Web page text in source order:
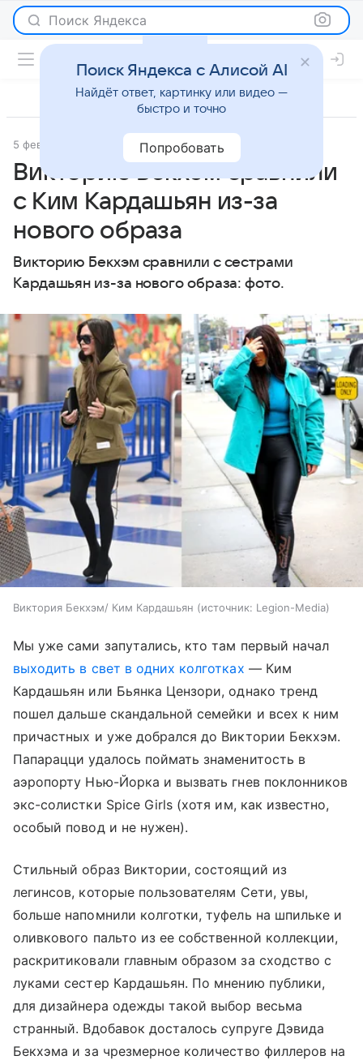
Поиск Яндекса
5 февраля 2024 Super.ru История успеха
Викторию Бекхэм сравнили
с Ким Кардашьян из-за
нового образа
Викторию Бекхэм сравнили с сестрами
Кардашьян из-за нового образа: фото.
Виктория Бекхэм/ Ким Кардашьян источник: Legion-Media
Мы уже сами запутались, кто там первый начал
выходить в свет в одних колготках — Ким
Кардашьян или Бьянка Цензори, однако тренд
пошел дальше скандальной семейки и всех к ним
причастных и уже добрался до Виктории Бекхэм.
Папарацци удалось поймать знаменитость в
аэропорту Нью-Йорка и вызвать гнев поклонников
экс-солистки Spice Girls (хотя им, как известно,
особый повод и не нужен).
Стильный образ Виктории, состоящий из
легинсов, которые пользователям Сети, увы,
больше напомнили колготки, туфель на шпильке и
оливкового пальто из ее собственной коллекции,
раскритиковали главным образом за сходство с
луками сестер Кардашьян. По мнению публики,
для дизайнера одежды такой выбор весьма
странный. Вдобавок досталось супруге Дэвида
Бекхэма и за чрезмерное количество филлеров на
Поиск Яндекса с Алисой AI
Найдёт ответ, картинку или видео —
быстро и точно
Попробовать